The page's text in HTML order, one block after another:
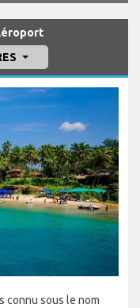
connu sous le nom